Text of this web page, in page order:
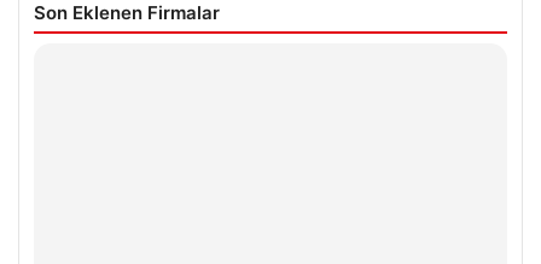
Son Eklenen Firmalar